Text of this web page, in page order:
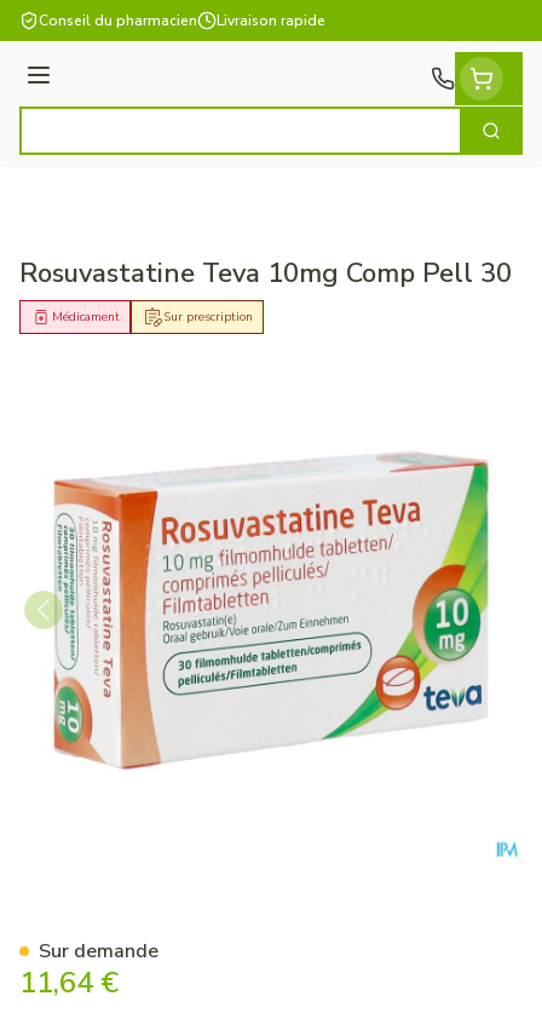
Aller au contenu
Conseil du pharmacien Livraison rapide
Menu
Rosuvastatine Teva 10mg Comp Pell 30
Sur prescription
Médicament
11,64 €
Sur demande